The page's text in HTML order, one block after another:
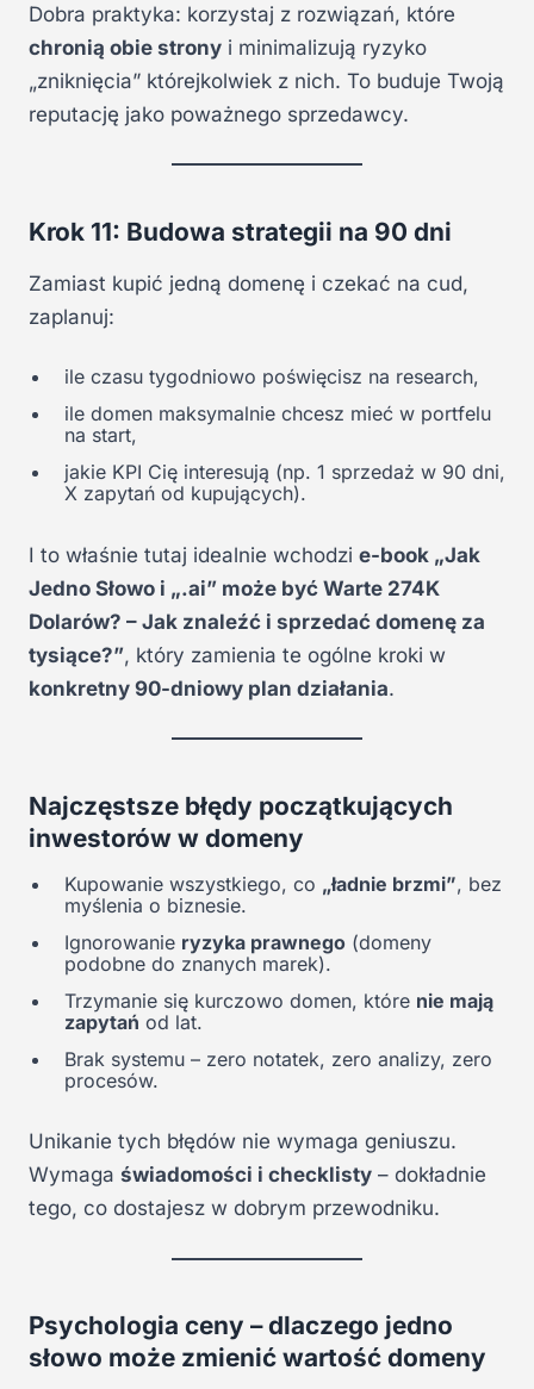
Dobra praktyka: korzystaj z rozwiązań, które
chronią obie strony i minimalizują ryzyko
„zniknięcia” którejkolwiek z nich. To buduje Twoją
reputację jako poważnego sprzedawcy.
Krok 11: Budowa strategii na 90 dni
Zamiast kupić jedną domenę i czekać na cud,
zaplanuj:
ile czasu tygodniowo poświęcisz na research,
ile domen maksymalnie chcesz mieć w portfelu
na start,
jakie KPI Cię interesują (np. 1 sprzedaż w 90 dni,
X zapytań od kupujących).
I to właśnie tutaj idealnie wchodzi e-book „Jak
Jedno Słowo i „.ai” może być Warte 274K
Dolarów? – Jak znaleźć i sprzedać domenę za
tysiące?”, który zamienia te ogólne kroki w
konkretny 90-dniowy plan działania.
Najczęstsze błędy początkujących
inwestorów w domeny
Kupowanie wszystkiego, co „ładnie brzmi”, bez
myślenia o biznesie.
Ignorowanie ryzyka prawnego (domeny
podobne do znanych marek).
Trzymanie się kurczowo domen, które nie mają
zapytań od lat.
Brak systemu – zero notatek, zero analizy, zero
procesów.
Unikanie tych błędów nie wymaga geniuszu.
Wymaga świadomości i checklisty – dokładnie
tego, co dostajesz w dobrym przewodniku.
Psychologia ceny – dlaczego jedno
słowo może zmienić wartość domeny